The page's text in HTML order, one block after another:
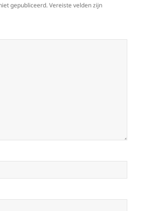
gepubliceerd. Vereiste velden zijn